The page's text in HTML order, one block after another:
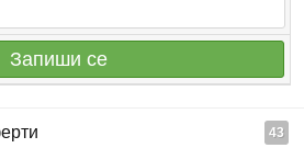
Запиши се
43